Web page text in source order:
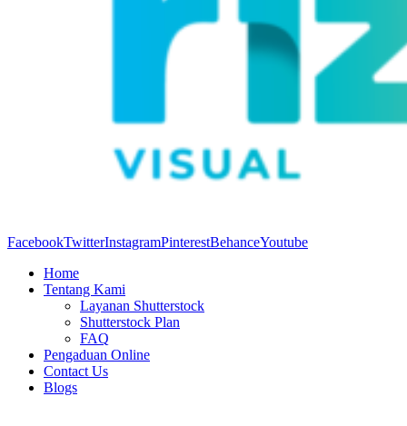
FacebookTwitterInstagramPinterestBehanceYoutube
Home
Tentang Kami
Layanan Shutterstock
Shutterstock Plan
FAQ
Pengaduan Online
Contact Us
Blogs